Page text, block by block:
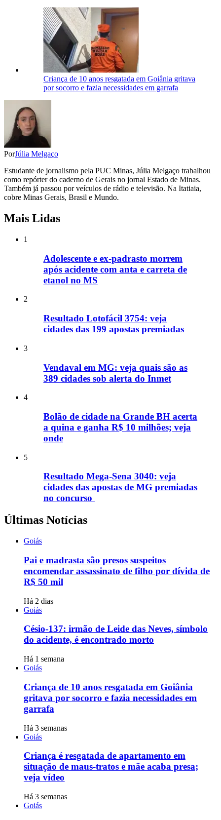
Criança de 10 anos resgatada em Goiânia gritava
por socorro e fazia necessidades em garrafa
PorJúlia Melgaço
Estudante de jornalismo pela PUC Minas, Júlia Melgaço trabalhou
como repórter do caderno de Gerais no jornal Estado de Minas.
Também já passou por veículos de rádio e televisão. Na Itatiaia,
cobre Minas Gerais, Brasil e Mundo.
Mais Lidas
1
Adolescente e ex-padrasto morrem
após acidente com anta e carreta de
etanol no MS
2
Resultado Lotofácil 3754: veja
cidades das 199 apostas premiadas
3
Vendaval em MG: veja quais são as
389 cidades sob alerta do Inmet
4
Bolão de cidade na Grande BH acerta
a quina e ganha R$ 10 milhões; veja
onde
5
Resultado Mega-Sena 3040: veja
cidades das apostas de MG premiadas
no concurso
Últimas Notícias
Goiás
Pai e madrasta são presos suspeitos
encomendar assassinato de filho por dívida de
R$ 50 mil
Há 2 dias
Goiás
Césio-137: irmão de Leide das Neves, símbolo
do acidente, é encontrado morto
Há 1 semana
Goiás
Criança de 10 anos resgatada em Goiânia
gritava por socorro e fazia necessidades em
garrafa
Há 3 semanas
Goiás
Criança é resgatada de apartamento em
situação de maus-tratos e mãe acaba presa;
veja vídeo
Há 3 semanas
Goiás